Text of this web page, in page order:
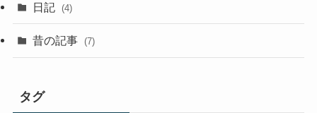
日記 (4)
昔の記事 (7)
タグ